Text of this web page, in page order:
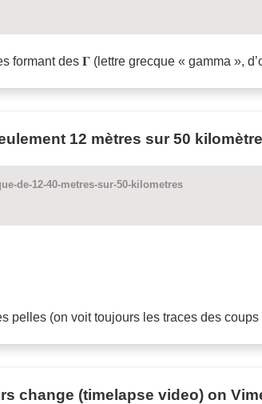
formant des 𝚪 (lettre grecque « gamma »,
12 mètres sur 50
de-12-40-metres-sur-50-kilometres
pelles (on voit toujours les traces des
change (timelapse video) on